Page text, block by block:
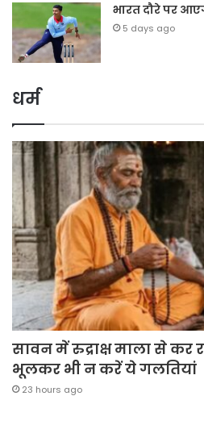
भारत दौरे पर
5 days ago
धर्म
सावन में रुद्राक्ष माला से कर
भूलकर भी न करें ये गलतियां
23 hours ago